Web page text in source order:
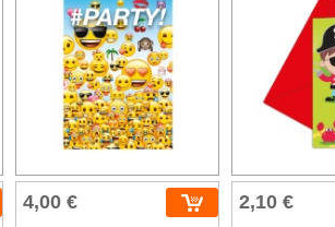
4,00 € 2,10 €